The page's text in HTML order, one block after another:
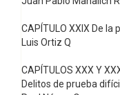
CAPÍTULO XXIX De la
Luis Ortiz Q
CAPÍTULOS XXX Y
Delitos de prueba difícil